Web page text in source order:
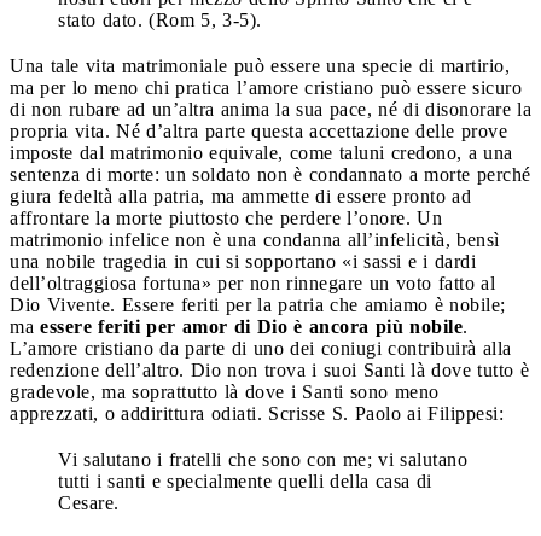
stato dato. (Rom 5, 3-5).
Una tale vita matrimoniale può essere una specie di martirio,
ma per lo meno chi pratica l’amore cristiano può essere sicuro
di non rubare ad un’altra anima la sua pace, né di disonorare la
propria vita. Né d’altra parte questa accettazione delle prove
imposte dal matrimonio equivale, come taluni credono, a una
sentenza di morte: un soldato non è condannato a morte perché
giura fedeltà alla patria, ma ammette di essere pronto ad
affrontare la morte piuttosto che perdere l’onore. Un
matrimonio infelice non è una condanna all’infelicità, bensì
una nobile tragedia in cui si sopportano «i sassi e i dardi
dell’oltraggiosa fortuna» per non rinnegare un voto fatto al
Dio Vivente. Essere feriti per la patria che amiamo è nobile;
ma essere feriti per amor di Dio è ancora più nobile.
L’amore cristiano da parte di uno dei coniugi contribuirà alla
redenzione dell’altro. Dio non trova i suoi Santi là dove tutto è
gradevole, ma soprattutto là dove i Santi sono meno
apprezzati, o addirittura odiati. Scrisse S. Paolo ai Filippesi:
Vi salutano i fratelli che sono con me; vi salutano
tutti i santi e specialmente quelli della casa di
Cesare.